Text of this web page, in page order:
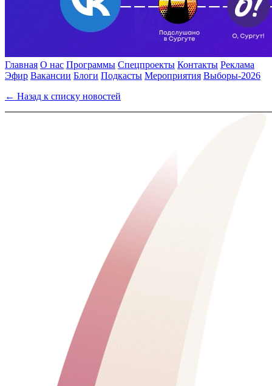
Главная О нас Программы Спецпроекты Контакты Реклама
Эфир Вакансии Блоги Подкасты Мероприятия Выборы-2026
← Назад к списку новостей